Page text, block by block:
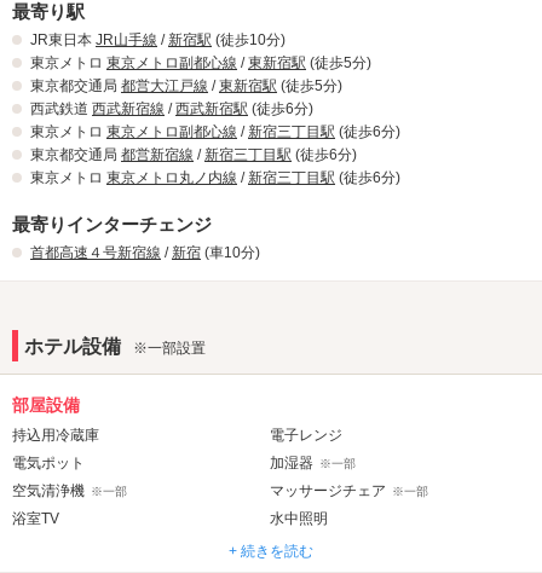
最寄り駅
JR東日本 JR山手線 /新宿駅 (徒歩10分)
東京メトロ 東京メトロ副都心線 /東新宿駅 (徒歩5分)
東京都交通局 都営大江戸線 /東新宿駅 (徒歩5分)
西武鉄道 西武新宿線 /西武新宿駅 (徒歩6分)
東京メトロ 東京メトロ副都心線 /新宿三丁目駅 (徒歩6分)
東京都交通局 都営新宿線 /新宿三丁目駅 (徒歩6分)
東京メトロ 東京メトロ丸ノ内線 /新宿三丁目駅 (徒歩6分)
最寄りインターチェンジ
首都高速４号新宿線 /新宿 (車10分)
ホテル設備 ※一部設置
部屋設備
持込用冷蔵庫
電子レンジ
電気ポット
加湿器 ※一部
空気清浄機 ※一部 マッサージチェア ※一部
浴室TV
水中照明
マット
+ 続きを読む